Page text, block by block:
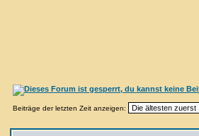
Beiträge der letzten Zeit anzeigen: